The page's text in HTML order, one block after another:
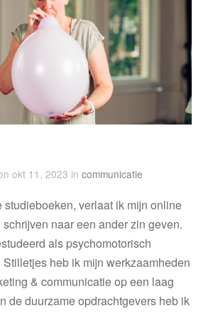
okt 11, 2023 in communicatie
studieboeken, verlaat ik mijn online
naar een ander zin geven.
als psychomotorisch
heb ik mijn werkzaamheden
& communicatie op een laag
de duurzame opdrachtgevers heb ik